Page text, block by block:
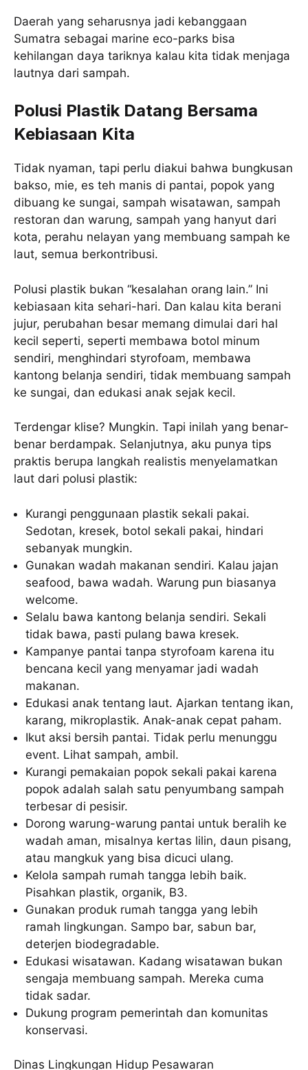
Daerah yang seharusnya jadi kebanggaan
Sumatra sebagai marine eco-parks bisa
kehilangan daya tariknya kalau kita tidak menjaga
lautnya dari sampah.
Polusi Plastik Datang Bersama
Kebiasaan Kita
Tidak nyaman, tapi perlu diakui bahwa bungkusan
bakso, mie, es teh manis di pantai, popok yang
dibuang ke sungai, sampah wisatawan, sampah
restoran dan warung, sampah yang hanyut dari
kota, perahu nelayan yang membuang sampah ke
laut, semua berkontribusi.
Polusi plastik bukan “kesalahan orang lain.” Ini
kebiasaan kita sehari-hari. Dan kalau kita berani
jujur, perubahan besar memang dimulai dari hal
kecil seperti, seperti membawa botol minum
sendiri, menghindari styrofoam, membawa
kantong belanja sendiri, tidak membuang sampah
ke sungai, dan edukasi anak sejak kecil.
Terdengar klise? Mungkin. Tapi inilah yang benar-
benar berdampak. Selanjutnya, aku punya tips
praktis berupa langkah realistis menyelamatkan
laut dari polusi plastik:
Kurangi penggunaan plastik sekali pakai.
Sedotan, kresek, botol sekali pakai, hindari
sebanyak mungkin.
Gunakan wadah makanan sendiri. Kalau jajan
seafood, bawa wadah. Warung pun biasanya
welcome.
Selalu bawa kantong belanja sendiri. Sekali
tidak bawa, pasti pulang bawa kresek.
Kampanye pantai tanpa styrofoam karena itu
bencana kecil yang menyamar jadi wadah
makanan.
Edukasi anak tentang laut. Ajarkan tentang ikan,
karang, mikroplastik. Anak-anak cepat paham.
Ikut aksi bersih pantai. Tidak perlu menunggu
event. Lihat sampah, ambil.
Kurangi pemakaian popok sekali pakai karena
popok adalah salah satu penyumbang sampah
terbesar di pesisir.
Dorong warung-warung pantai untuk beralih ke
wadah aman, misalnya kertas lilin, daun pisang,
atau mangkuk yang bisa dicuci ulang.
Kelola sampah rumah tangga lebih baik.
Pisahkan plastik, organik, B3.
Gunakan produk rumah tangga yang lebih
ramah lingkungan. Sampo bar, sabun bar,
deterjen biodegradable.
Edukasi wisatawan. Kadang wisatawan bukan
sengaja membuang sampah. Mereka cuma
tidak sadar.
Dukung program pemerintah dan komunitas
konservasi.
Dinas Lingkungan Hidup Pesawaran